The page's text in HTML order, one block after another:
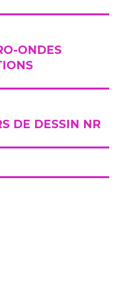
ONDES
DE DESSIN NR